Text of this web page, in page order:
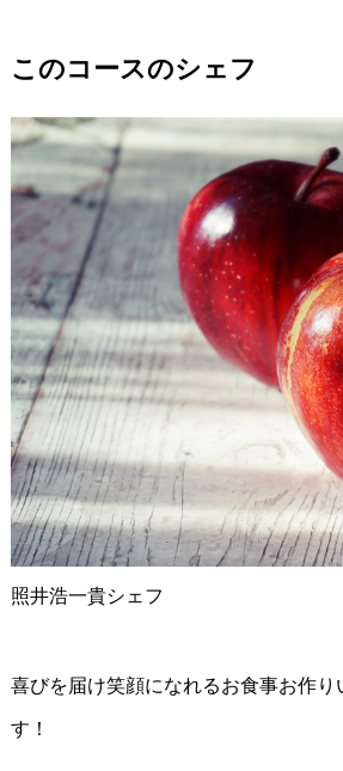
このコースのシェフ
照井浩一貴シェフ
喜びを届け笑顔になれるお食事お作
す！